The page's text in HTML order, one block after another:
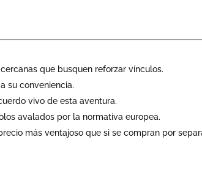
que busquen reforzar vínculos.
su conveniencia.
vivo de esta aventura.
avalados por la normativa europea.
más ventajoso que si se compran por